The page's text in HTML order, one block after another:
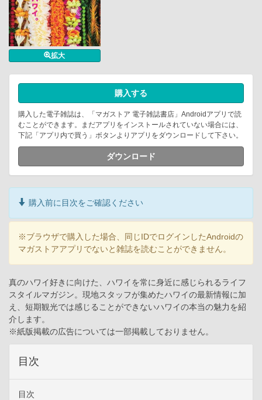
拡大
購入する
購入した電子雑誌は、「マガストア 電子雑誌書店」Androidアプリで読
むことができます。まだアプリをインストールされていない場合には、
下記「アプリ内で買う」ボタンよりアプリをダウンロードして下さい。
ダウンロード
購入前に目次をご確認ください
※ブラウザで購入した場合、同じIDでログインしたAndroidの
マガストアアプリでないと雑誌を読むことができません。
真のハワイ好きに向けた、ハワイを常に身近に感じられるライフ
スタイルマガジン。現地スタッフが集めたハワイの最新情報に加
え、短期観光では感じることができないハワイの本当の魅力を紹
介します。
※紙版掲載の広告については一部掲載しておりません。
目次
目次